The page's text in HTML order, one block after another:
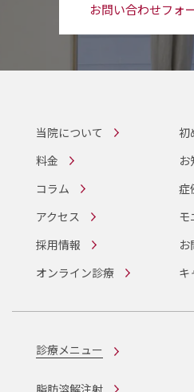
お問い合わせフォ
当院について
初
料金
お
コラム
症
アクセス
モ
採用情報
お
オンライン診療
キ
診療メニュー